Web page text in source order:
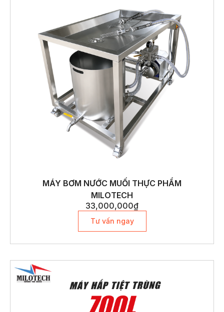
MÁY BƠM NƯỚC MUỐI THỰC PHẨM
MILOTECH
33,000,000₫
Tư vấn ngay